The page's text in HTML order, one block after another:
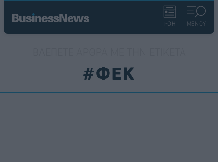
ΡΟΗ ΜΕΝΟΥ
#ΦΕΚ